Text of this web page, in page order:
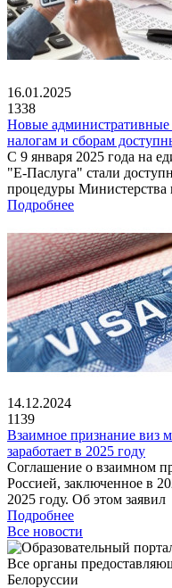
16.01.2025
1338
Новые
налогам и сборам
С 9 января 2025 года на
"Е-Паслуга" стали
процедуры Министерства
Подробнее
14.12.2024
1139
Взаимное признание виз
заработает в 2025 году
Соглашение о взаимном
Россией, заключенное в
2025 году. Об этом заявил
Подробнее
Все новости
Все органы
Белоруссии